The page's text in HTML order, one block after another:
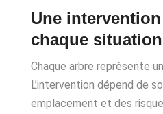
Une
chaque situation
Chaque arbre représente
L’intervention dépend de
emplacement et des